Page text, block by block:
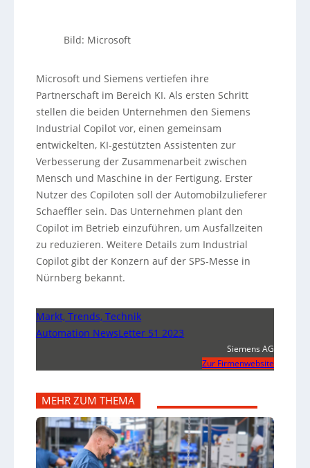
Bild: Microsoft
Microsoft und Siemens vertiefen ihre
Partnerschaft im Bereich KI. Als ersten Schritt
stellen die beiden Unternehmen den Siemens
Industrial Copilot vor, einen gemeinsam
entwickelten, KI-gestützten Assistenten zur
Verbesserung der Zusammenarbeit zwischen
Mensch und Maschine in der Fertigung. Erster
Nutzer des Copiloten soll der Automobilzulieferer
Schaeffler sein. Das Unternehmen plant den
Copilot im Betrieb einzuführen, um Ausfallzeiten
zu reduzieren. Weitere Details zum Industrial
Copilot gibt der Konzern auf der SPS-Messe in
Nürnberg bekannt.
Markt, Trends, Technik
Automation NewsLetter 51 2023
Siemens AG
Zur Firmenwebsite
MEHR ZUM THEMA